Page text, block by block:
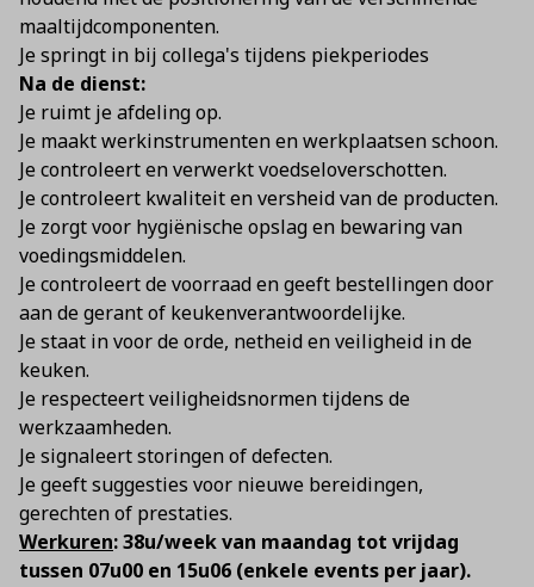
maaltijdcomponenten.
Je springt in bij collega's tijdens piekperiodes
Na de dienst:
Je ruimt je afdeling op.
Je maakt werkinstrumenten en werkplaatsen schoon.
Je controleert en verwerkt voedseloverschotten.
Je controleert kwaliteit en versheid van de producten.
Je zorgt voor hygiënische opslag en bewaring van
voedingsmiddelen.
Je controleert de voorraad en geeft bestellingen door
aan de gerant of keukenverantwoordelijke.
Je staat in voor de orde, netheid en veiligheid in de
keuken.
Je respecteert veiligheidsnormen tijdens de
werkzaamheden.
Je signaleert storingen of defecten.
Je geeft suggesties voor nieuwe bereidingen,
gerechten of prestaties.
Werkuren: 38u/week van maandag tot vrijdag
tussen 07u00 en 15u06 (enkele events per jaar).